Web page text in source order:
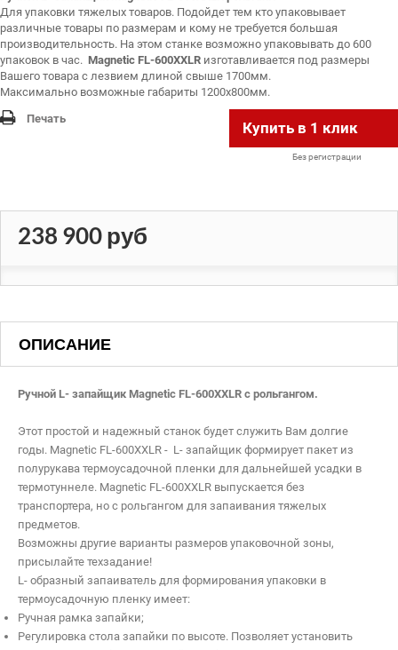
Для упаковки тяжелых товаров. Подойдет тем кто упаковывает
различные товары по размерам и кому не требуется большая
производительность. На этом станке возможно упаковывать до 600
упаковок в час. Magnetic FL-600XXLR изготавливается под размеры
Вашего товара с лезвием длиной свыше 1700мм.
Максимально возможные габариты 1200х800мм.
Имя:
Почта:
Телефон:
Я согласен на обработку персональных данных
Купить в 1 клик
Без регистрации
Печать
238 900 руб
ОПИСАНИЕ
Ручной L- запайщик Magnetic FL-600XXLR с рольгангом.
Этот простой и надежный станок будет служить Вам долгие
годы. Magnetic FL-600XXLR - L- запайщик формирует пакет из
полурукава термоусадочной пленки для дальнейшей усадки в
термотуннеле. Magnetic FL-600XXLR выпускается без
транспортера, но с рольгангом для запаивания тяжелых
предметов.
Возможны другие варианты размеров упаковочной зоны,
присылайте техзадание!
L- образный запаиватель для формирования упаковки в
термоусадочную пленку имеет:
Ручная рамка запайки;
Регулировка стола запайки по высоте. Позволяет установить